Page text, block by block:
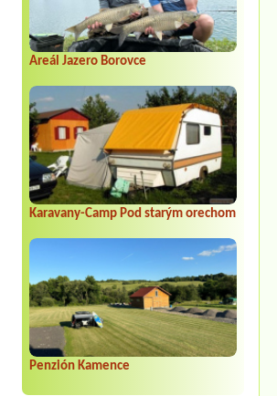
Areál Jazero Borovce
Karavany-Camp Pod starým orechom
Penzión Kamence